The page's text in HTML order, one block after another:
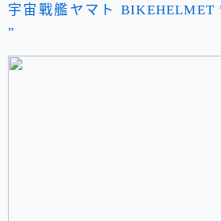
宇宙戰艦ヤマト BIKEHELMET
”